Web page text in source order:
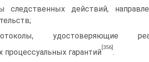
следственных действий,
удостоверяющие
гарантий
[356]
.